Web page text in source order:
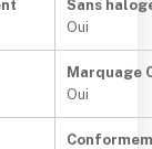
Sans
Oui
Marquage
Oui